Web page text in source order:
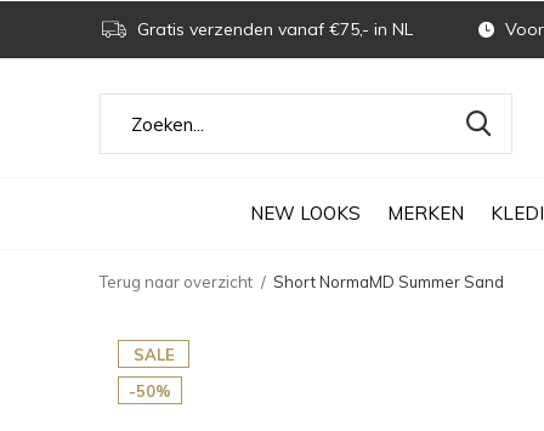
NEW LOOKS MERKEN
Gratis verzenden vanaf €75,- in NL
Terug naar overzicht Short NormaMD Summer Sand
SALE
-50%